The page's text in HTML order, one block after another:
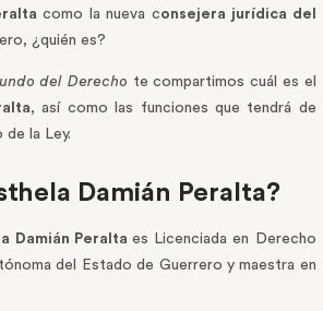
como la nueva consejera jurídica del
¿quién es?
del Derecho te compartimos cuál es el
, así como las funciones que tendrá de
la Ley.
Damián Peralta?
Damián Peraltaes Licenciada en Derecho
del Estado de Guerrero y maestra en